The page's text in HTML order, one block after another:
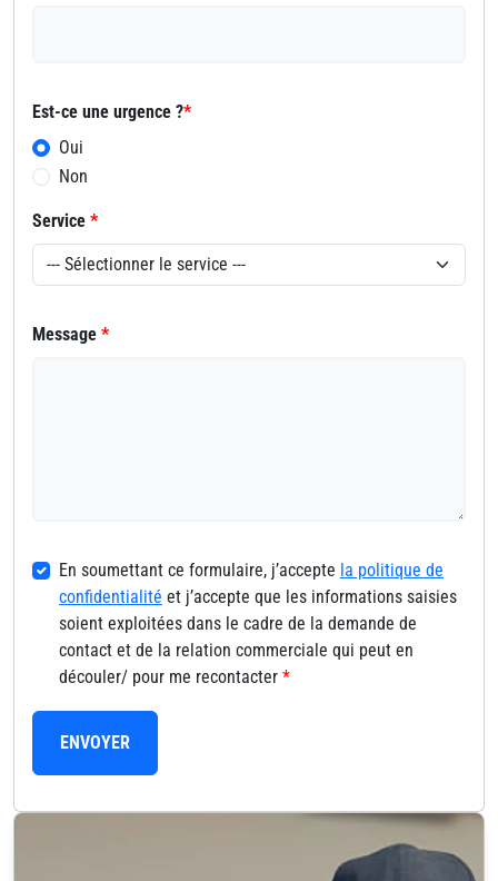
Est-ce une urgence ?*
Oui
Non
Service *
Message *
En soumettant ce formulaire, j’accepte la politique de
confidentialité et j’accepte que les informations saisies
soient exploitées dans le cadre de la demande de
contact et de la relation commerciale qui peut en
découler/ pour me recontacter *
ENVOYER